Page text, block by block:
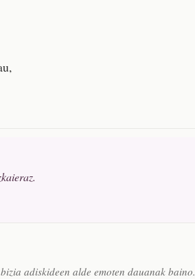
adiskideen alde emoten dauanak baino.